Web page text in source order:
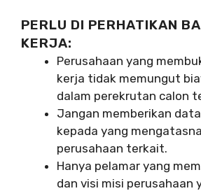
PERLU DI PERHATIKAN
KERJA:
Perusahaan yang
kerja tidak memungut
dalam perekrutan calon
Jangan memberikan
kepada yang
perusahaan terkait.
Hanya pelamar yang
dan visi misi perusahaan